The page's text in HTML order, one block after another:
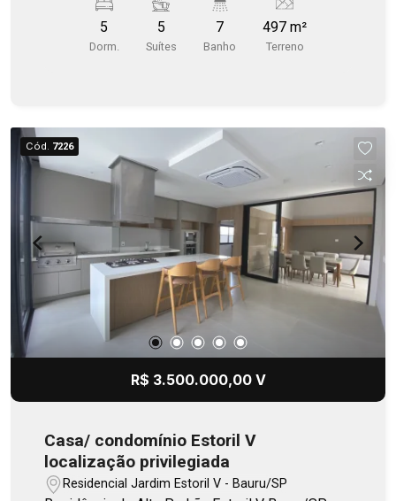
328 m² de área construída, este imóvel foi
projetado para oferecer conforto, privacidade e
integração dos ambientes. Pavimento térreo - 3
Lavanderia - Banheiro de apoio à área de lazer -
Sauna Pavimento superior - Escritório - 2 suítes -
Depósito Diferenciais - Completa em armários
planejados - Cozinha totalmente equipada -
Automação residencial - Piscina aquecida -
Irrigação automática do jardim - Pressurizador de
água - Acabamentos de alto padrão Localizada
no Condomínio Alphaville, a residência oferece
segurança 24 horas, infraestrutura completa e um
estilo de vida exclusivo para quem busca
qualidade, conforto e valorização patrimonial.
5
Dorm.
5
Suítes
7
Banho
497 m²
Terreno
Cód. 7226
R$ 3.500.000,00 V
Casa/ condomínio Estoril V
localização privilegiada
Residencial Jardim Estoril V - Bauru/SP